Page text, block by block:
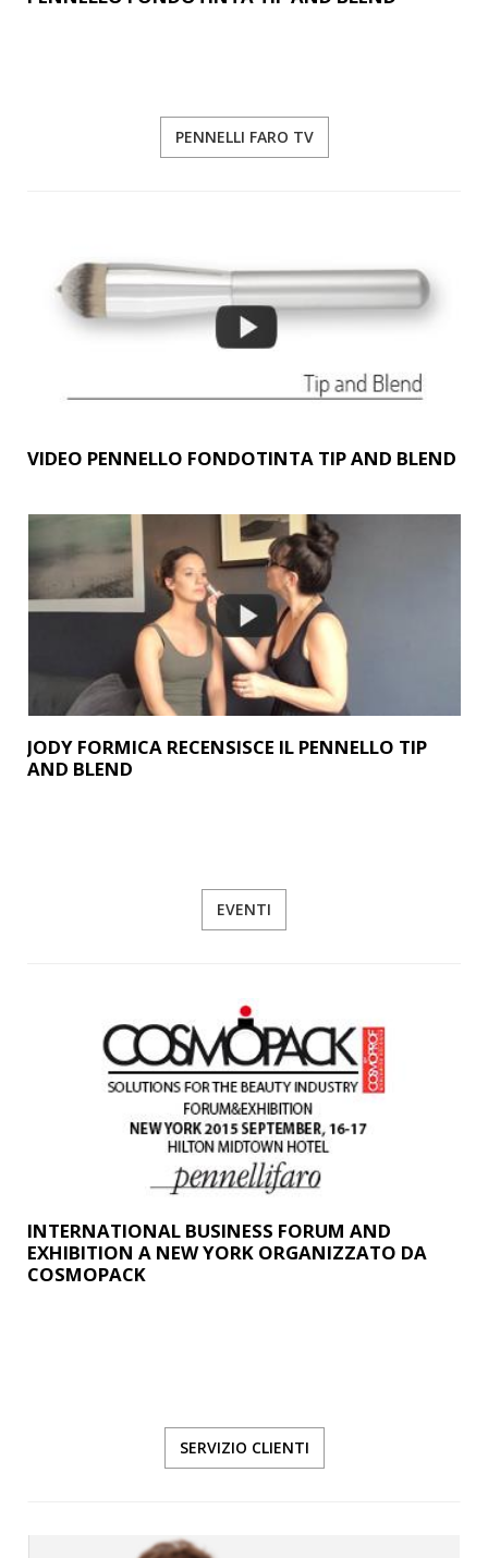
PENNELLI FARO TV
VIDEO PENNELLO FONDOTINTA TIP AND BLEND
JODY FORMICA RECENSISCE IL PENNELLO TIP
AND BLEND
EVENTI
INTERNATIONAL BUSINESS FORUM AND
EXHIBITION A NEW YORK ORGANIZZATO DA
COSMOPACK
SERVIZIO CLIENTI